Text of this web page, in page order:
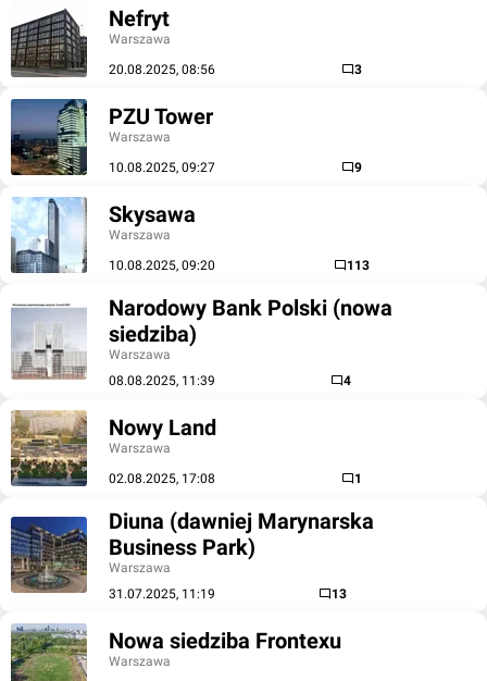
Nefryt
Warszawa
20.08.2025, 08:56
3
PZU Tower
Warszawa
10.08.2025, 09:27
9
Skysawa
Warszawa
10.08.2025, 09:20
113
Narodowy Bank Polski (nowa
siedziba)
Warszawa
08.08.2025, 11:39
4
Nowy Land
Warszawa
02.08.2025, 17:08
1
Diuna (dawniej Marynarska
Business Park)
Warszawa
31.07.2025, 11:19
13
Nowa siedziba Frontexu
Warszawa